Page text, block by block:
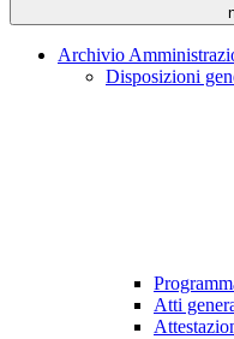
Archivio
Disposizioni
Atti